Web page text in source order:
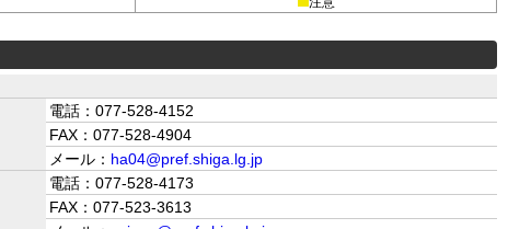
電話：077-528-4152
FAX：077-528-4904
メール： ha04@pref.shiga.lg.jp
電話：077-528-4173
FAX：077-523-3613